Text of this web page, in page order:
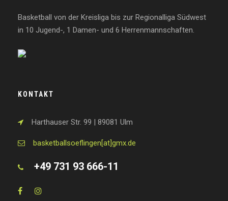
Basketball von der Kreisliga bis zur Regionalliga Südwest
in 10 Jugend-, 1 Damen- und 6 Herrenmannschaften.
KONTAKT
Harthauser Str. 99 | 89081 Ulm
basketballsoeflingen[at]gmx.de
+49 731 93 666-11